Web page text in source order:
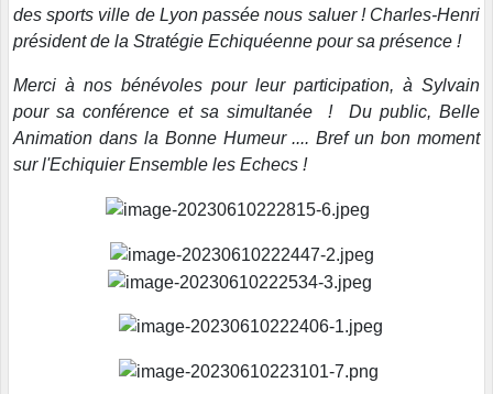
des sports ville de Lyon passée nous saluer ! Charles-Henri
président de la Stratégie Echiquéenne pour sa présence !
Merci à nos bénévoles pour leur participation, à Sylvain
pour sa conférence et sa simultanée ! Du public, Belle
Animation dans la Bonne Humeur .... Bref un bon moment
sur l'Echiquier Ensemble les Echecs !